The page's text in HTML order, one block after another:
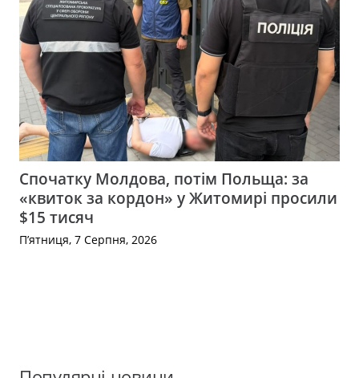
Спочатку Молдова, потім Польща: за
«квиток за кордон» у Житомирі просили
$15 тисяч
П’ятниця, 7 Серпня, 2026